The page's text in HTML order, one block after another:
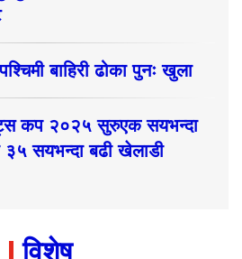
बाहिरी ढोका पुनः खुला
कप २०२५ सुरुएक सयभन्दा
३५ सयभन्दा बढी खेलाडी
विशेष